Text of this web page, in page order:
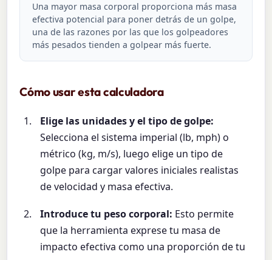
Una mayor masa corporal proporciona más masa
efectiva potencial para poner detrás de un golpe,
una de las razones por las que los golpeadores
más pesados tienden a golpear más fuerte.
Cómo usar esta calculadora
Elige las unidades y el tipo de golpe:
Selecciona el sistema imperial (lb, mph) o
métrico (kg, m/s), luego elige un tipo de
golpe para cargar valores iniciales realistas
de velocidad y masa efectiva.
Introduce tu peso corporal: Esto permite
que la herramienta exprese tu masa de
impacto efectiva como una proporción de tu